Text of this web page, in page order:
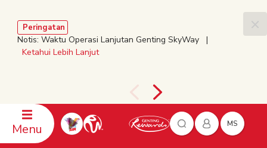
Peringatan
Notis: Waktu Operasi Lanjutan Genting SkyWay |
Ketahui Lebih Lanjut
Menu MS